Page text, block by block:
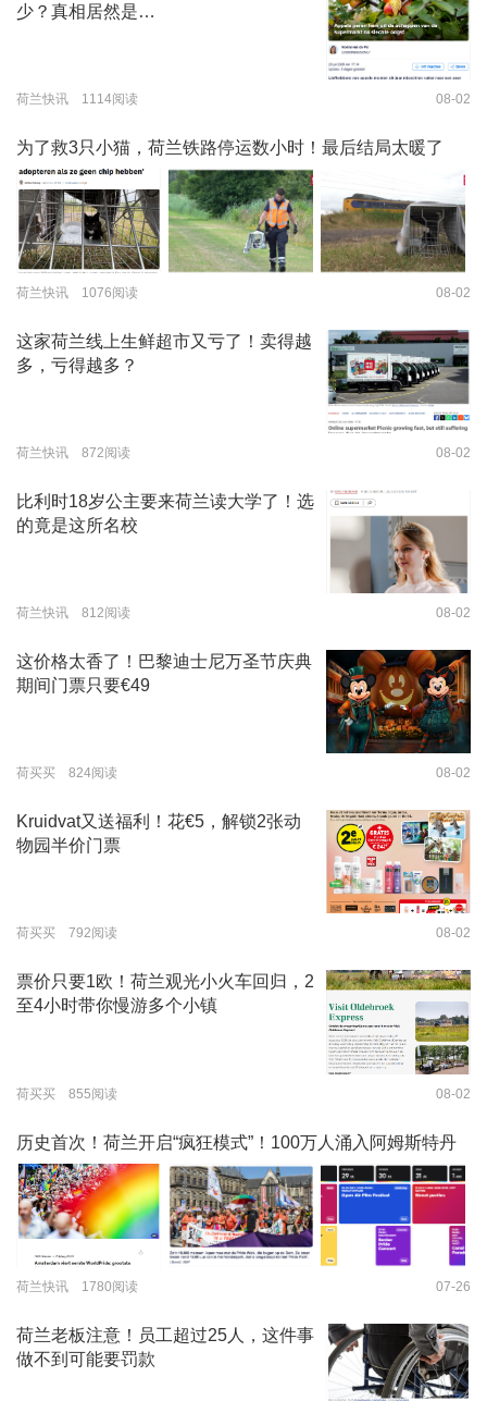
少？真相居然是…
荷兰快讯 1114阅读 08-02
为了救3只小猫，荷兰铁路停运数小时！最后结局太暖了
荷兰快讯 1076阅读 08-02
这家荷兰线上生鲜超市又亏了！卖得越
多，亏得越多？
荷兰快讯 872阅读 08-02
比利时18岁公主要来荷兰读大学了！选
的竟是这所名校
荷兰快讯 812阅读 08-02
这价格太香了！巴黎迪士尼万圣节庆典
期间门票只要€49
荷买买 824阅读 08-02
Kruidvat又送福利！花€5，解锁2张动
物园半价门票
荷买买 792阅读 08-02
票价只要1欧！荷兰观光小火车回归，2
至4小时带你慢游多个小镇
荷买买 855阅读 08-02
历史首次！荷兰开启“疯狂模式”！100万人涌入阿姆斯特丹
荷兰快讯 1780阅读 07-26
荷兰老板注意！员工超过25人，这件事
做不到可能要罚款